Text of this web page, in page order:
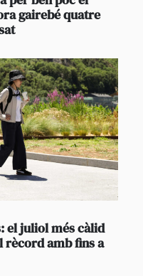
gairebé quatre
el juliol més càlid
rècord amb fins a